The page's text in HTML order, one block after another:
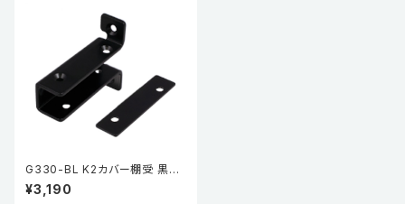
G330-BL K2カバー棚受 黒
（焼付塗装）
¥3,190